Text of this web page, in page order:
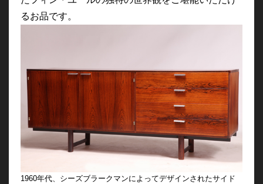
るお品です。
1960年代、 シーズブラークマンによってデザインされたサイド